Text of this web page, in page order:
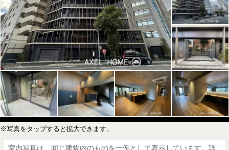
※写真をタップすると拡大できます。
室内写真は、同じ建物内のものを一例として表示しています。詳